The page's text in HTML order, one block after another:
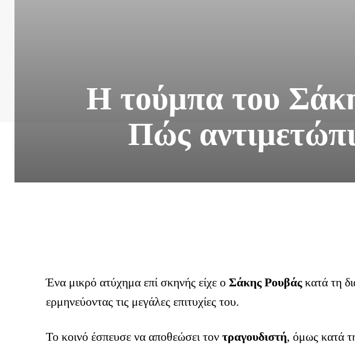
Η τούμπα του
Πώς
Ένα μικρό ατύχημα επί σκηνής είχε ο Σάκης Ρουβάςκατά τη
ερμηνεύοντας τις μεγάλες επιτυχίες του.
Το κοινό έσπευσε να αποθεώσει τον τραγουδιστή, όμως κατά